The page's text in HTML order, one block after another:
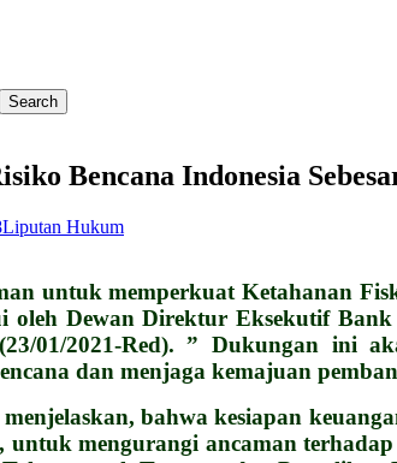
Bencana Indonesia
Liputan Hukum
untuk memperkuat Ketahanan
oleh Dewan Direktur Eksekutif
01/2021-Red). ” Dukungan ini
dan menjaga kemajuan
bahwa kesiapan
untuk mengurangi ancaman